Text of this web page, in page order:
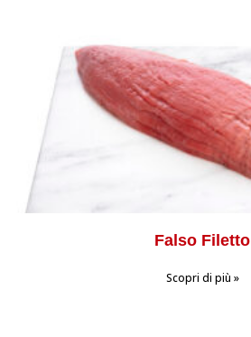
Falso Filetto
Scopri di più »